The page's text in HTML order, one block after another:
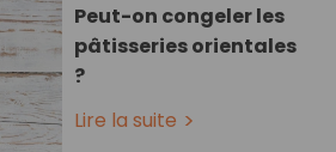
Peut-on congeler les
pâtisseries orientales
?
Lire la suite